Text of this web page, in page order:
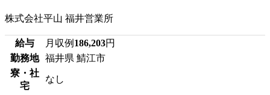
株式会社平山 福井営業所
給与 月収例 186,203円
勤務地 福井県 鯖江市
寮・社
宅
なし